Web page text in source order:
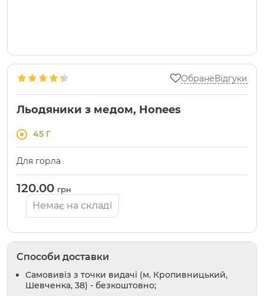
ОбранеВідгуки
Льодяники з медом, Honees
45 Г
Для горла
120.00 грн
Немає на складі
Способи доставки
Самовивіз з точки видачі (м. Кропивницький,
Шевченка, 38) - безкоштовно;